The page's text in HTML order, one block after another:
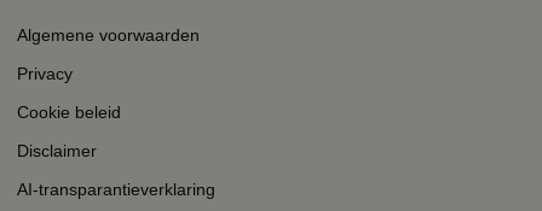
Algemene voorwaarden
Privacy
Cookie beleid
Disclaimer
AI-transparantieverklaring